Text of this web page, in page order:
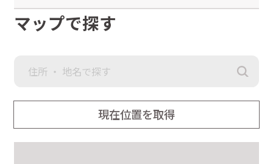
◆ご入場・受付ご案内
お帰りになられるお客様のご支度や店内清掃および次回レッス
第2駐車場(15台)…LAVA店舗の並びにある読売新聞販売店の横
（LAVA側）に、車が一台通れるぐらいの道が一本あり、その道
に入って右折すると駐車場がございます。
マップで探す
現在位置を取得